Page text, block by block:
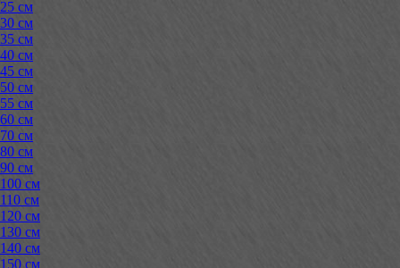
25 см
30 см
35 см
40 см
45 см
50 см
55 см
60 см
70 см
80 см
90 см
100 см
110 см
120 см
130 см
140 см
150 см